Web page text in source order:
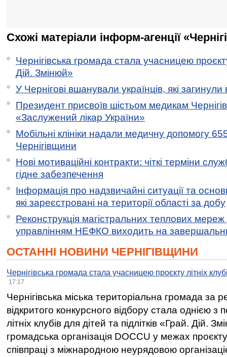
Схожі матеріали інформ-агенції
Чернігівська громада стала учасницею
Дій. Змінюй»
У Чернігові вшанували українців, які загинули
Президент присвоїв шістьом медикам
«Заслужений лікар України»
Мобільні клініки надали медичну допомогу
Чернігівщини
Нові мотиваційні контракти: чіткі терміни
гідне забезпечення
Інформація про надзвичайні ситуації та
які зареєстровані на території області за добу
Реконструкція магістральних теплових мереж
управлінням НЕФКО виходить на
ОСТАННІ НОВИНИ ЧЕРНІГІВЩИНИ
Чернігівська громада стала учасницею проєкту літніх
17:17
Чернігівська міська територіальна громада за
відкритого конкурсного відбору стала однією
літніх клубів для дітей та підлітків «Грай. Дій.
громадська організація DOCCU у межах
співпраці з міжнародною неурядовою